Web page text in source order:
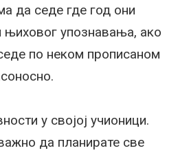
да седе где год они
упознавања, ако
по неком прописаном
у својој учионици.
да планирате све